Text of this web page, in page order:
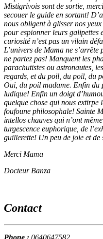
Mistigrivois sont de sortie,
secouer le guide en sortant!
nous obligent à glisser nos
pour espionner leurs galipettes
curiosité n’est pas un vilain
L’univers de Mama ne
ne partez pas! Manquent les
parachutistes ou astronautes,
regards, et du poil, du poil, du
Oui, du poil madame. Enfin du
ludique! Enfin un doigt
quelque chose qui nous extirpe
foufoune philosophale! Sainte
intellos chauves qui n’ont
turgescence euphorique, de
guillerette! Un peu de joie et
Merci Mama
Docteur Banza
Contact